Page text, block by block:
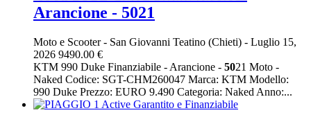
Arancione - 5021
Moto e Scooter- San Giovanni Teatino (Chieti) - Luglio 15,
2026 9490.00 €
KTM 990 Duke Finanziabile - Arancione - 5021 Moto -
Naked Codice: SGT-CHM260047 Marca: KTM Modello:
990 Duke Prezzo: EURO 9.490 Categoria: Naked Anno:...